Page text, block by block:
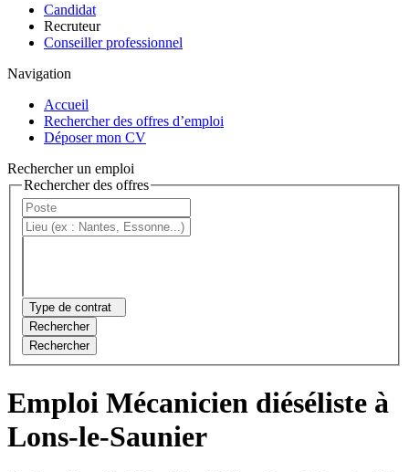
Candidat
Recruteur
Conseiller professionnel
Navigation
Accueil
Rechercher des offres d’emploi
Déposer mon CV
Rechercher un emploi
Rechercher des offres
Type de contrat
Rechercher
Rechercher
Emploi Mécanicien diéséliste à
Lons-le-Saunier